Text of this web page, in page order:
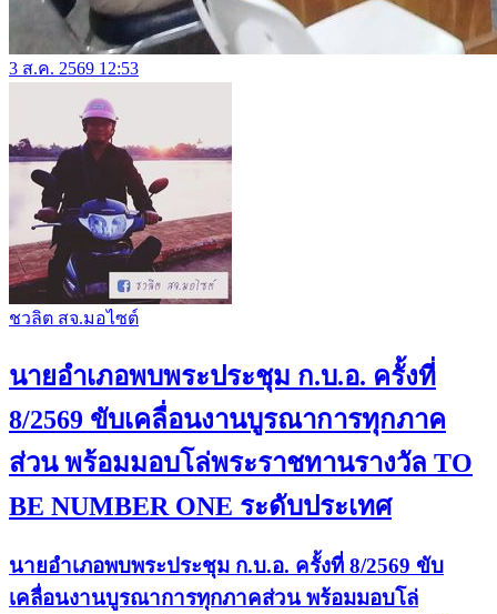
3 ส.ค. 2569 12:53
ชวลิต สจ.มอไซต์
นายอำเภอพบพระประชุม ก.บ.อ. ครั้งที่
8/2569 ขับเคลื่อนงานบูรณาการทุกภาค
ส่วน พร้อมมอบโล่พระราชทานรางวัล TO
BE NUMBER ONE ระดับประเทศ
นายอำเภอพบพระประชุม ก.บ.อ. ครั้งที่ 8/2569 ขับ
เคลื่อนงานบูรณาการทุกภาคส่วน พร้อมมอบโล่